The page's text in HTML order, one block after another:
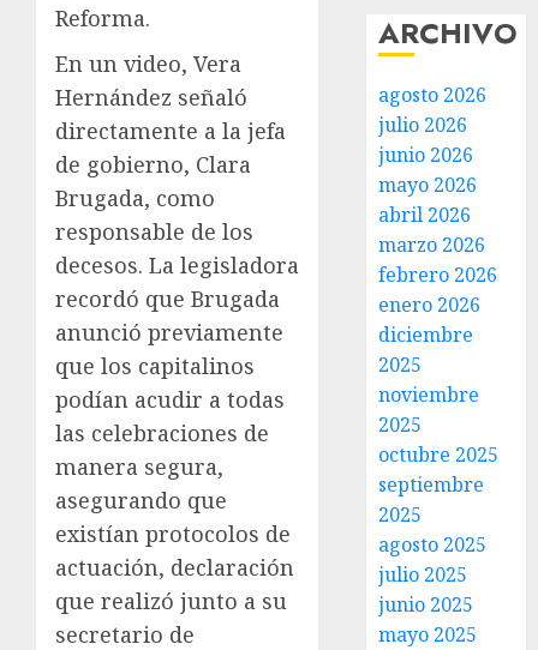
Reforma.
En un video, Vera
Hernández señaló
directamente a la jefa
de gobierno, Clara
Brugada, como
responsable de los
decesos. La legisladora
recordó que Brugada
anunció previamente
que los capitalinos
podían acudir a todas
las celebraciones de
manera segura,
asegurando que
existían protocolos de
actuación, declaración
que realizó junto a su
secretario de
ARCHIVO
agosto 2026
julio 2026
junio 2026
mayo 2026
abril 2026
marzo 2026
febrero 2026
enero 2026
diciembre
2025
noviembre
2025
octubre 2025
septiembre
2025
agosto 2025
julio 2025
junio 2025
mayo 2025